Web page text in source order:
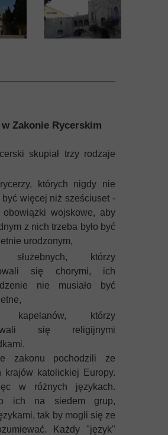
Zakonie Rycerskim
skupiał trzy rodzaje
których nigdy nie
być więcej niż sześciuset -
obowiązki wojskowe, aby
z nich trzeba było być
urodzonym,
służebnych, którzy
się chorymi, ich
nie musiało być
kapelanów, którzy
się religijnymi
zakonu pochodzili ze
krajów katolickiej Europy.
w różnych językach.
ich na siedem grup,
tak by mogli się ze
Każdy "język"